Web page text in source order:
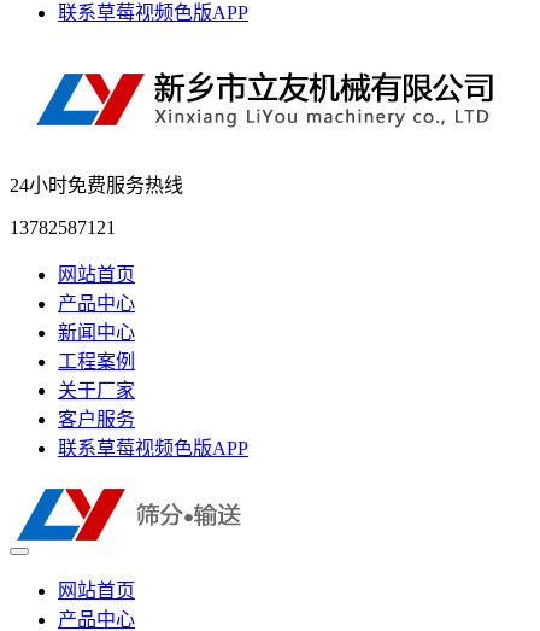
联系草莓视频色版APP
24小时免费服务热线
13782587121
网站首页
产品中心
新闻中心
工程案例
关于厂家
客户服务
联系草莓视频色版APP
网站首页
产品中心